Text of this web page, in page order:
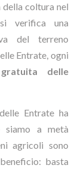
coltura nel
verifica una
del terreno
Entrate, ogni
delle
Entrate ha
siamo a metà
agricoli sono
basta